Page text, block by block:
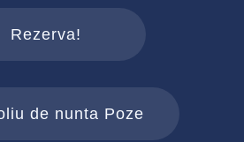
Rezerva!
de nunta Poze